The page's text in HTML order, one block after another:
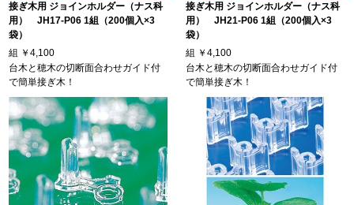
接ぎ木用 ジョインホルダー（ナス科
用） JH17-P06 1組（200個入×3
袋）
組 ￥4,100
台木と穂木の切断面合わせガイド付
で簡単接ぎ木！
接ぎ木用 ジョインホルダー（ナス科
用） JH21-P06 1組（200個入×3
袋）
組 ￥4,100
台木と穂木の切断面合わせガイド付
で簡単接ぎ木！